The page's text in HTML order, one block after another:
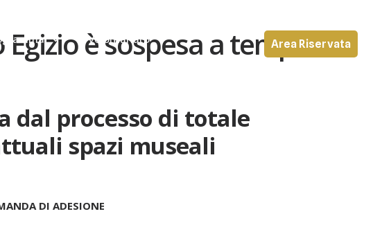
Volontariato Area Riservata
è sospesa a tempo
dal processo di totale
spazi museali
DI ADESIONE